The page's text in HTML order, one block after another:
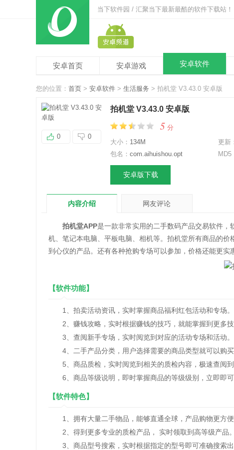
当下软件园 / 汇聚当下最新最酷的软件下载站！
安卓首页 安卓游戏 安卓软件
您的位置： 首页 > 安卓软件 > 生活服务 > 拍机堂 V3.43.0 安卓版
0 0
拍机堂 V3.43.0 安卓版
5 分
大小： 134M 更新：
包名： com.aihuishou.opt MD5
安卓版下载
内容介绍 网友评论
拍机堂APP是一款非常实用的二手数码产品交易软件
机、笔记本电脑、平板电脑、相机等。拍机堂所有商品的
到心仪的产品。还有各种抢购专场可以参加，价格还能更实
【软件功能】
1、拍卖活动资讯，实时掌握商品福利红包活动和专场。
2、赚钱攻略，实时根据赚钱的技巧，就能掌握到更多技
3、查阅新手专场，实时阅览到对应的活动专场和活动。
4、二手产品分类，用户选择需要的商品类型就可以购买
5、商品质检，实时阅览到相关的质检内容，极速查阅到
6、商品等级说明，即时掌握商品的等级级别，立即即可
【软件特色】
1、拥有大量二手物品，能够直通全球，产品购物更方便
2、得到更多专业的质检产品， 实时领取到高等级产品。
3、商品型号搜索，实时根据指定的型号即可准确搜索出